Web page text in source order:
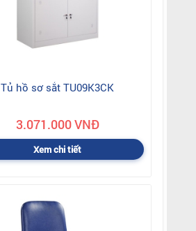
Tủ hồ sơ sắt TU09K3CK
3.071.000 VNĐ
Xem chi tiết